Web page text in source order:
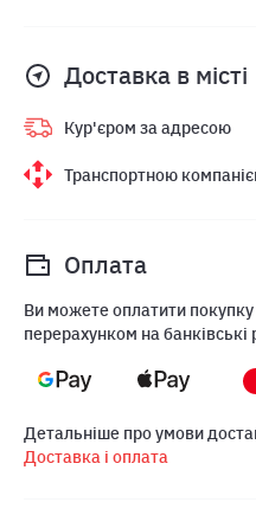
Доставка в місті
Кур'єром за адресою
Транспортною
Оплата
Ви можете оплатити
перерахунком на банківські
Детальніше про умови
Доставка і оплата